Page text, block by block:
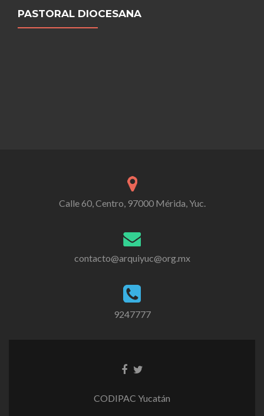
PASTORAL DIOCESANA
Calle 60, Centro, 97000 Mérida, Yuc.
contacto@arquiyuc@org.mx
9247777
CODIPAC Yucatán